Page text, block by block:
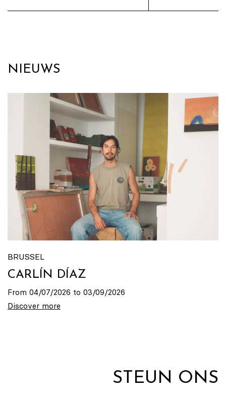
NIEUWS
BRUSSEL
CARLÍN DÍAZ
From 04/07/2026 to 03/09/2026
Discover more
STEUN ONS